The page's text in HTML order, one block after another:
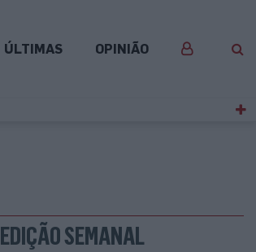
ÚLTIMAS OPINIÃO
EDIÇÃO SEMANAL